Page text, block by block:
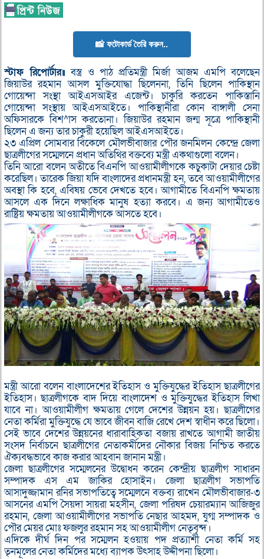
📸 ফটোকার্ড তৈরি করুন..
স্টাফ রিপোর্টার॥বস্ত্র ও পাঠ প্রতিমন্ত্রী মির্জা আজম এমপি বলেছেন
জিয়াউর রহমান আসল মুক্তিযোদ্ধা ছিলেননা, তিনি ছিলেন পাকিস্থান
গোয়েন্দা সংস্থা আইএসআইর এজেন্ট। চাকুরি করতেন পাকিস্তানি
গোয়েন্দা সংস্থায় আইএসআইতে। পাকিস্থানীরা কোন বাঙ্গালী সেনা
অফিসারকে বিশ^াস করতোনা। জিয়াউর রহমান জন্ম সূত্রে পাকিস্থানী
ছিলেন এ জন্য তার চাকুরী হয়েছিল আইএসআইতে।
২৩ এপ্রিল সোমবার বিকেলে মৌলভীবাজার পৌর জনমিলন কেন্দ্রে জেলা
ছাত্রলীগের সম্মেলনে প্রধান অতিথির বক্তব্যে মন্ত্রী একথাগুলো বলেন।
তিনি আরো বলেন অতীতে বিএনপি আওয়ামীলীগকে কচুকাটা দেয়ার চেষ্টা
করেছিল। তারেক জিয়া যদি বাংলাদের প্রধানমন্ত্রী হন, তবে আওয়ামীলীগের
অবস্থা কি হবে, এবিষয় ভেবে দেখতে হবে। আগামীতে বিএনপি ক্ষমতায়
আসলে এক দিনে লক্ষাধিক মানুষ হত্যা করবে। এ জন্য আগামীতেও
রাষ্ট্রিয় ক্ষমতায় আওয়ামীলীগকে আসতে হবে।
মন্ত্রী আরো বলেন বাংলাদেশের ইতিহাস ও মুক্তিযুদ্ধের ইতিহাস ছাত্রলীগের
ইতিহাস। ছাত্রলীগকে বাদ দিয়ে বাংলাদেশ ও মুক্তিযুদ্ধের ইতিহাস লিখা
যাবে না। আওয়ামীলীগ ক্ষমতায় গেলে দেশের উন্নয়ন হয়। ছাত্রলীগের
নেতা কর্মিরা মুক্তিযুদ্ধে যে ভাবে জীবন বাজি রেখে দেশ স্বাধীন করে ছিলো।
সেই ভাবে দেশের উন্নয়নের ধারাবাহিকতা বজায় রাখতে আগামী জাতীয়
সংসদ নির্বাচনে ছাত্রলীগের নেতাকর্মীদের নৌকার বিজয় নিশ্চিত করতে
ঐক্যবদ্ধভাবে কাজ করার আহবান জানান মন্ত্রী।
জেলা ছাত্রলীগের সম্মেলনের উদ্বোধন করেন কেন্দ্রীয় ছাত্রলীগ সাধারন
সম্পাদক এস এম জাকির হোসাইন। জেলা ছাত্রলীগ সভাপতি
আসাদুজ্জামান রনির সভাপতিত্বে সম্মেলনে বক্তব্য রাখেন মৌলভীবাজার-৩
আসনের এমপি সৈয়দা সায়রা মহসীন, জেলা পরিষদ চেয়ারম্যান আজিজুর
রহমান, জেলা আওয়ামীলীগের সভাপতি নেছার আহমদ, যুগ্ম সম্পাদক ও
পৌর মেয়র মোঃ ফজলুর রহমান সহ আওয়ামীলীগ নেতৃবৃন্দ।
এদিকে দীর্ঘ দিন পর সম্মেলন হওয়ায় পদ প্রত্যাশী নেতা কর্মি সহ
তৃনমূলের নেতা কর্মিদের মধ্যে ব্যাপক উৎসাহ উদ্দীপনা ছিলো।